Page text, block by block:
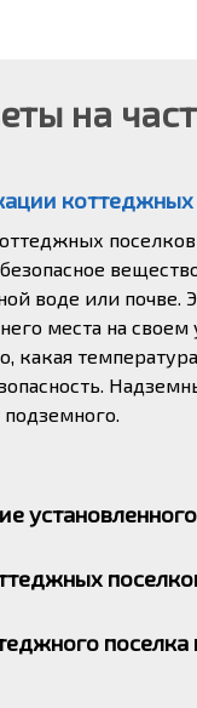
на
коттеджных
воде или почве.
места на своем
какая
работы должен
безопасного
Это местопоселка